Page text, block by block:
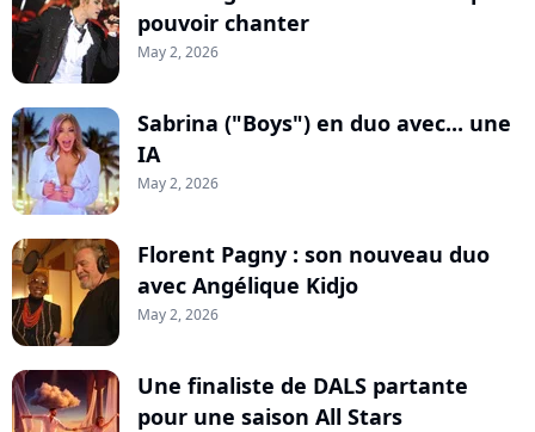
pouvoir chanter
May 2, 2026
Sabrina ("Boys") en duo avec... une
IA
May 2, 2026
Florent Pagny : son nouveau duo
avec Angélique Kidjo
May 2, 2026
Une finaliste de DALS partante
pour une saison All Stars